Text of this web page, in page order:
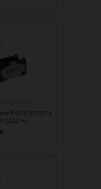
PAGID STREET+
(2021+)